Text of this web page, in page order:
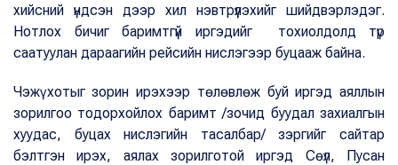
хийсний үндсэн дээр хил нэвтрүүлэхийг шийдвэрлэдэг.
Нотлох бичиг баримтгүй иргэдийг тохиолдолд түр
саатуулан дараагийн рейсийн нислэгээр буцааж байна.
Чэжү хотыг зорин ирэхээр төлөвлөж буй иргэд аяллын
зорилгоо тодорхойлох баримт /зочид буудал захиалгын
хуудас, буцах нислэгийн тасалбар/ зэргийг сайтар
бэлтгэн ирэх, аялах зорилготой иргэд Сөүл, Пусан